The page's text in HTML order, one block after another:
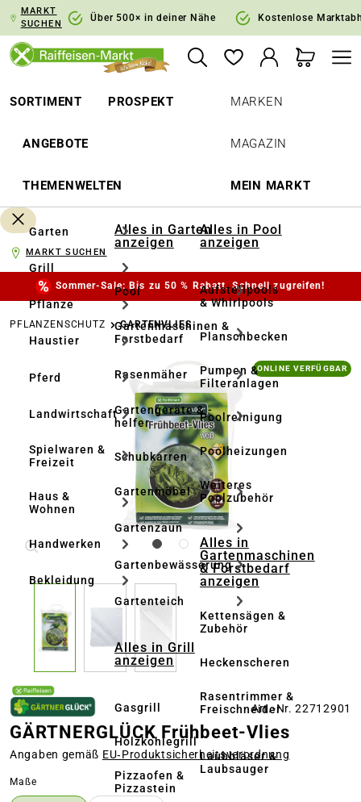
Zur Hauptnavigation springen
MARKT
SUCHEN
Über 500× in deiner Nähe Kostenlose
SORTIMENT PROSPEKT
ANGEBOTE
THEMENWELTEN
MARKEN
MAGAZIN
MEIN MARKT
Garten
Grill
Pflanze
Haustier
Pferd
Landwirtschaft
Spielwaren &
Freizeit
Haus &
Wohnen
Handwerken
Bekleidung
Alles in Garten
anzeigen
Pool
Gartenmaschinen &
Forstbedarf
Rasenmäher
Gartengeräte & -
helfer
Schubkarren
Gartenmöbel
Gartenzaun
Gartenbewässerung
Gartenteich
Alles in Grill
anzeigen
Gasgrill
Holzkohlegrill
Pizzaofen &
Pizzastein
Alles in Pool
anzeigen
Aufstellpools
& Whirlpools
Planschbecken
Pumpen &
Filteranlagen
Poolreinigung
Poolheizungen
Weiteres
Poolzubehör
Alles in
Gartenmaschinen
& Forstbedarf
anzeigen
Kettensägen &
Zubehör
Heckenscheren
Rasentrimmer &
Freischneider
Laubbläser &
Laubsauger
MARKT SUCHEN
Sommer-Sale: Bis zu 50 % Rabatt. Schnell zugreifen!
PFLANZENSCHUTZ GARTENVLIES
Bildergalerie überspringen ONLINE VERFÜGBAR
Art.-Nr. 22712901
GÄRTNERGLÜCK Frühbeet-Vlies
Angaben gemäß EU‑Produktsicherheitsverordnung
Maßeauswählen